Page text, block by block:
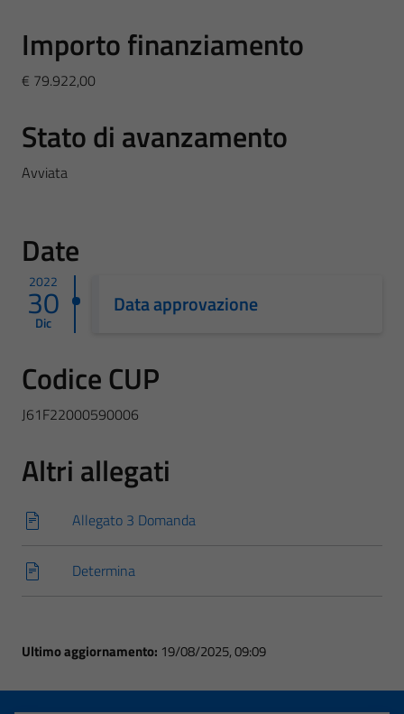
Importo finanziamento
€ 79.922,00
Stato di avanzamento
Avviata
Date
2022
30
Dic
Data approvazione
Codice CUP
J61F22000590006
Altri allegati
Allegato 3 Domanda
Determina
Ultimo aggiornamento: 19/08/2025, 09:09